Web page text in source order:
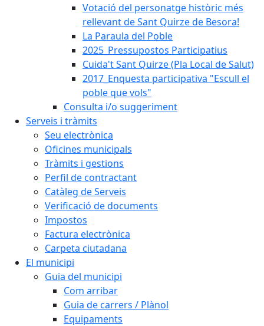
Votació del personatge històric més
rellevant de Sant Quirze de Besora!
La Paraula del Poble
2025_Pressupostos Participatius
Cuida't Sant Quirze (Pla Local de Salut)
2017_Enquesta participativa "Escull el
poble que vols"
Consulta i/o suggeriment
Serveis i tràmits
Seu electrònica
Oficines municipals
Tràmits i gestions
Perfil de contractant
Catàleg de Serveis
Verificació de documents
Impostos
Factura electrònica
Carpeta ciutadana
El municipi
Guia del municipi
Com arribar
Guia de carrers / Plànol
Equipaments